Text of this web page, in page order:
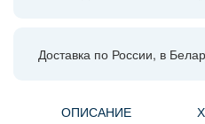
Доставка по России, в
ОПИСАНИЕ